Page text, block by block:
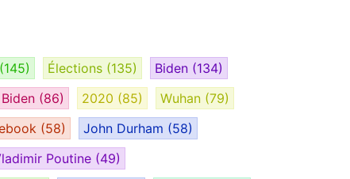
(145) Élections (135) Biden (134)
(86) 2020 (85) Wuhan (79)
(58) John Durham (58)
Poutine (49)